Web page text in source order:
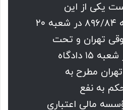
یکی از این
پرونده‌ها به کلاسه ۸۹۶/۸۴ در شعبه ۲۰
تهران و تحت
شماره ۸۵/۷۳۶ در شعبه ۱۵ دادگاه
مطرح به
به نفع
مالی اعتباری